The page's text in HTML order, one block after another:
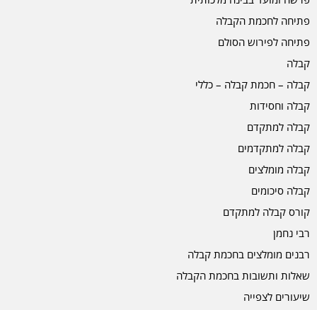
פתיחה לחכמת הקבלה
פתיחה לפירוש הסולם
קבלה
קבלה – חכמת קבלה – כללי
קבלה וחסידות
קבלה למתקדם
קבלה למתקדמים
קבלה מומלצים
קבלה סיכומים
קורס קבלה למתקדם
רבי נחמן
רבנים מומלצים בחכמת קבלה
שאלות ותשובות בחכמת הקבלה
שיעורים לצפייה